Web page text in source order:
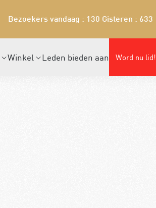
Bezoekers vandaag : 130 Gisteren : 633
Winkel Leden bieden aan Word nu lid!